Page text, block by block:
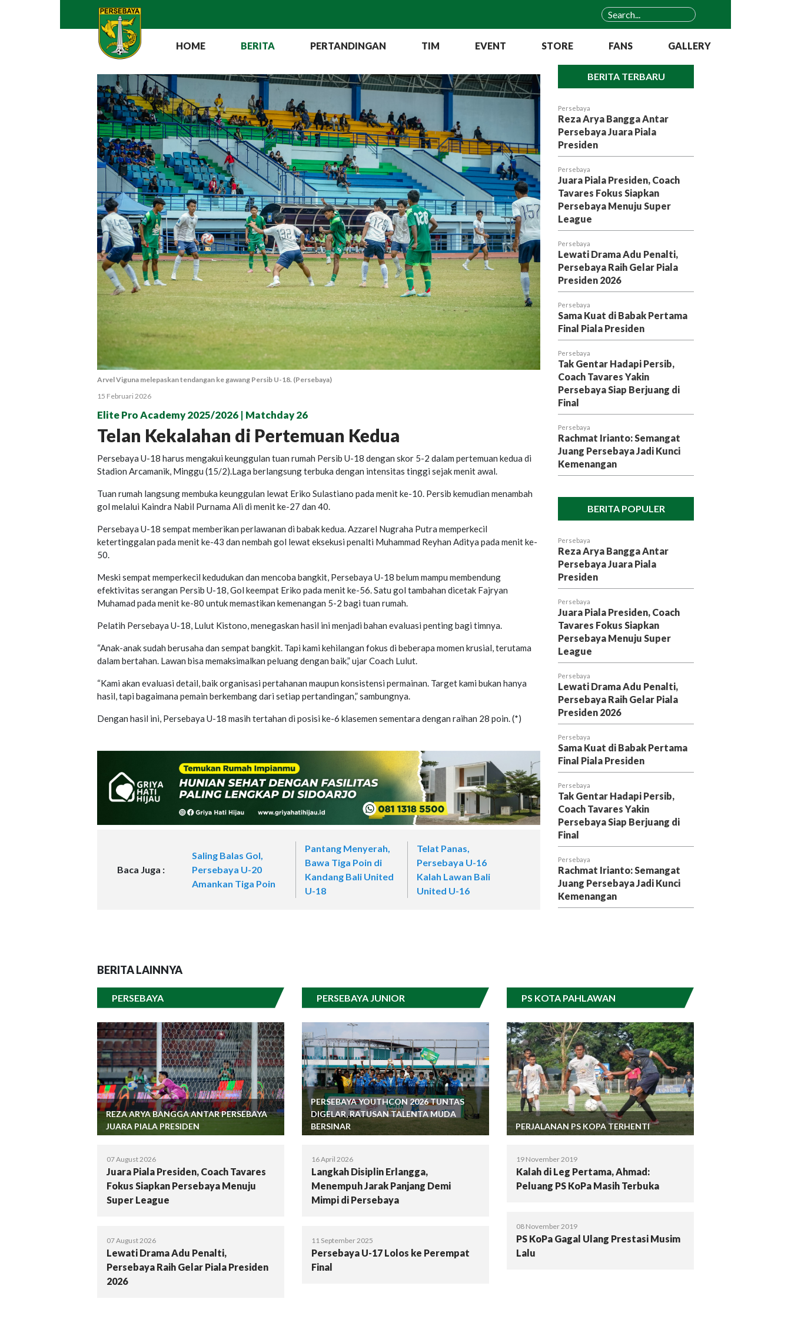
HOME BERITA PERTANDINGAN TIM EVENT STORE FANS GALLERY
Arvel Viguna melepaskan tendangan ke gawang Persib U-18. (Persebaya)
15 Februari 2026
Elite Pro Academy 2025/2026 | Matchday 26
Telan Kekalahan di Pertemuan Kedua
Persebaya U-18 harus mengakui keunggulan tuan rumah Persib U-18 dengan skor 5-2 dalam pertemuan kedua di
Stadion Arcamanik, Minggu (15/2).Laga berlangsung terbuka dengan intensitas tinggi sejak menit awal.
Tuan rumah langsung membuka keunggulan lewat Eriko Sulastiano pada menit ke-10. Persib kemudian menambah
gol melalui Kaindra Nabil Purnama Ali di menit ke-27 dan 40.
Persebaya U-18 sempat memberikan perlawanan di babak kedua. Azzarel Nugraha Putra memperkecil
ketertinggalan pada menit ke-43 dan nembah gol lewat eksekusi penalti Muhammad Reyhan Aditya pada menit ke-
50.
Meski sempat memperkecil kedudukan dan mencoba bangkit, Persebaya U-18 belum mampu membendung
efektivitas serangan Persib U-18, Gol keempat Eriko pada menit ke-56. Satu gol tambahan dicetak Fajryan
Muhamad pada menit ke-80 untuk memastikan kemenangan 5-2 bagi tuan rumah.
Pelatih Persebaya U-18, Lulut Kistono, menegaskan hasil ini menjadi bahan evaluasi penting bagi timnya.
“Anak-anak sudah berusaha dan sempat bangkit. Tapi kami kehilangan fokus di beberapa momen krusial, terutama
dalam bertahan. Lawan bisa memaksimalkan peluang dengan baik,” ujar Coach Lulut.
“Kami akan evaluasi detail, baik organisasi pertahanan maupun konsistensi permainan. Target kami bukan hanya
hasil, tapi bagaimana pemain berkembang dari setiap pertandingan,” sambungnya.
Dengan hasil ini, Persebaya U-18 masih tertahan di posisi ke-6 klasemen sementara dengan raihan 28 poin. (*)
Baca Juga :
Saling Balas Gol,
Persebaya U-20
Amankan Tiga Poin
Pantang Menyerah,
Bawa Tiga Poin di
Kandang Bali United
U-18
Telat Panas,
Persebaya U-16
Kalah Lawan Bali
United U-16
BERITA TERBARU
Persebaya
Reza Arya Bangga Antar
Persebaya Juara Piala
Presiden
Persebaya
Juara Piala Presiden, Coach
Tavares Fokus Siapkan
Persebaya Menuju Super
League
Persebaya
Lewati Drama Adu Penalti,
Persebaya Raih Gelar Piala
Presiden 2026
Persebaya
Sama Kuat di Babak Pertama
Final Piala Presiden
Persebaya
Tak Gentar Hadapi Persib,
Coach Tavares Yakin
Persebaya Siap Berjuang di
Final
Persebaya
Rachmat Irianto: Semangat
Juang Persebaya Jadi Kunci
Kemenangan
BERITA POPULER
Persebaya
Reza Arya Bangga Antar
Persebaya Juara Piala
Presiden
Persebaya
Juara Piala Presiden, Coach
Tavares Fokus Siapkan
Persebaya Menuju Super
League
Persebaya
Lewati Drama Adu Penalti,
Persebaya Raih Gelar Piala
Presiden 2026
Persebaya
Sama Kuat di Babak Pertama
Final Piala Presiden
Persebaya
Tak Gentar Hadapi Persib,
Coach Tavares Yakin
Persebaya Siap Berjuang di
Final
Persebaya
Rachmat Irianto: Semangat
Juang Persebaya Jadi Kunci
Kemenangan
BERITA LAINNYA
PERSEBAYA
REZA ARYA BANGGA ANTAR PERSEBAYA
JUARA PIALA PRESIDEN
07 August 2026
Juara Piala Presiden, Coach Tavares
Fokus Siapkan Persebaya Menuju
Super League
07 August 2026
Lewati Drama Adu Penalti,
Persebaya Raih Gelar Piala Presiden
2026
PERSEBAYA JUNIOR
PERSEBAYA YOUTHCON 2026 TUNTAS
DIGELAR, RATUSAN TALENTA MUDA
BERSINAR
16 April 2026
Langkah Disiplin Erlangga,
Menempuh Jarak Panjang Demi
Mimpi di Persebaya
11 September 2025
Persebaya U-17 Lolos ke Perempat
Final
PS KOTA PAHLAWAN
PERJALANAN PS KOPA TERHENTI
19 November 2019
Kalah di Leg Pertama, Ahmad:
Peluang PS KoPa Masih Terbuka
08 November 2019
PS KoPa Gagal Ulang Prestasi Musim
Lalu